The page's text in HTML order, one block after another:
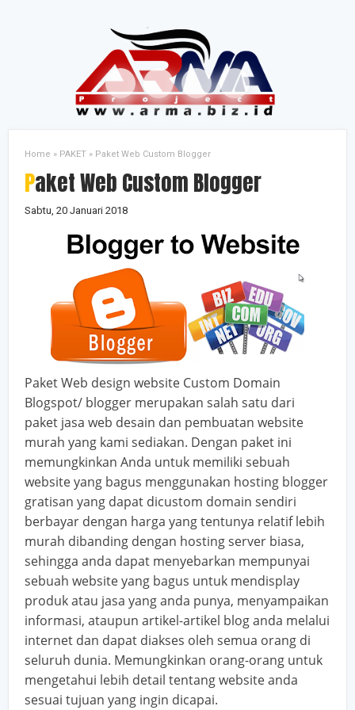
Home » PAKET » Paket Web Custom Blogger
Paket Web Custom Blogger
Sabtu, 20 Januari 2018
Paket Web design website Custom Domain
Blogspot/ blogger merupakan salah satu dari
paket jasa web desain dan pembuatan website
murah yang kami sediakan. Dengan paket ini
memungkinkan Anda untuk memiliki sebuah
website yang bagus menggunakan hosting blogger
gratisan yang dapat dicustom domain sendiri
berbayar dengan harga yang tentunya relatif lebih
murah dibanding dengan hosting server biasa,
sehingga anda dapat menyebarkan mempunyai
sebuah website yang bagus untuk mendisplay
produk atau jasa yang anda punya, menyampaikan
informasi, ataupun artikel-artikel blog anda melalui
internet dan dapat diakses oleh semua orang di
seluruh dunia. Memungkinkan orang-orang untuk
mengetahui lebih detail tentang website anda
sesuai tujuan yang ingin dicapai.